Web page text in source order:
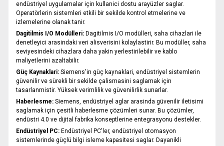
endüstriyel uygulamalar için kullanici dostu arayüzler saglar.
Operatörlerin sistemleri etkili bir sekilde kontrol etmelerine ve
izlemelerine olanak tanir.
Dagitilmis I/O Modülleri:Dagitilmis I/O modülleri, saha cihazlari ile
denetleyici arasindaki veri alisverisini kolaylastirir. Bu modüller, saha
seviyesindeki cihazlara daha yakin yerlestirilebilir ve kablo
maliyetlerini azaltabilir.
Güç Kaynaklari: Siemens'in güç kaynaklari, endüstriyel sistemlerin
güvenilir ve sürekli bir sekilde çalismasini saglamak için
tasarlanmistir. Yüksek verimlilik ve güvenilirlik sunarlar.
Haberlesme: Siemens, endüstriyel aglar arasinda güvenilir iletisimi
saglamak için çesitli haberlesme çözümleri sunar. Bu çözümler,
endüstri 4.0 ve dijital fabrika konseptlerine entegrasyonu destekler.
Endüstriyel PC: Endüstriyel PC'ler, endüstriyel otomasyon
sistemlerinde güçlü bilgi isleme kapasitesi saglar. Dayanikli